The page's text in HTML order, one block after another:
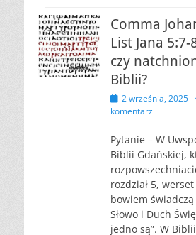
Comma
List Jana
czy
Biblii?
Opublikowano
2 września, 2025
komentarz
Pytanie – W
Biblii Gdańskiej,
rozdział 5,
bowiem
Słowo i Duch
jedno są”. W